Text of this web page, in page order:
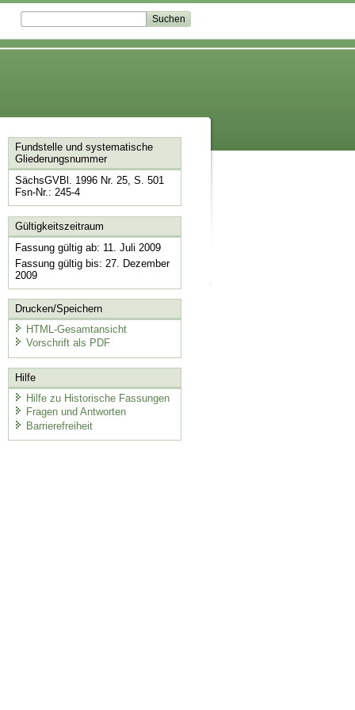
Fundstelle und systematische
Gliederungsnummer
SächsGVBl. 1996 Nr. 25, S. 501
Fsn-Nr.: 245-4
Gültigkeitszeitraum
Fassung gültig ab: 11. Juli 2009
Fassung gültig bis: 27. Dezember
2009
Drucken/Speichern
HTML-Gesamtansicht
Vorschrift als PDF
Hilfe
Hilfe zu Historische Fassungen
Fragen und Antworten
Barrierefreiheit